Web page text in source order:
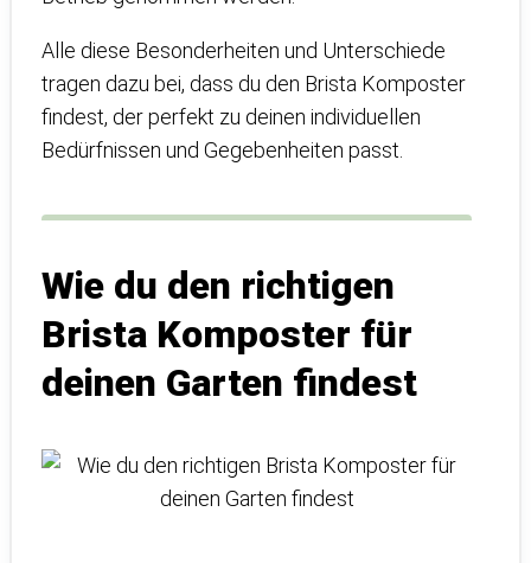
Alle diese Besonderheiten und Unterschiede
tragen dazu bei, dass du den Brista Komposter
findest, der perfekt zu deinen individuellen
Bedürfnissen und Gegebenheiten passt.
Wie du den richtigen
Brista Komposter für
deinen Garten findest